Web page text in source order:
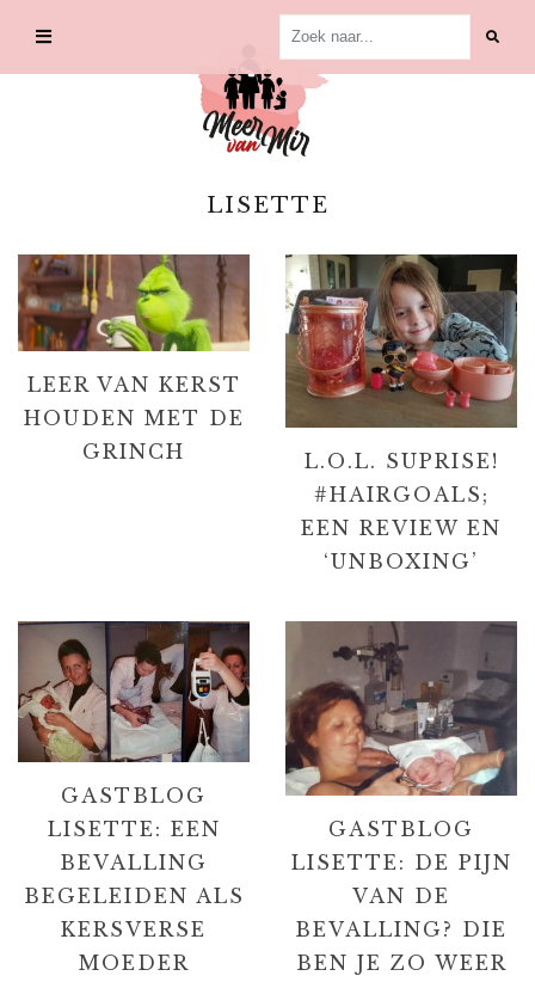
LISETTE
LEER VAN KERST
HOUDEN MET DE
GRINCH
L.O.L. SUPRISE!
#HAIRGOALS;
EEN REVIEW EN
‘UNBOXING’
GASTBLOG
LISETTE: EEN
BEVALLING
BEGELEIDEN ALS
KERSVERSE
MOEDER
GASTBLOG
LISETTE: DE PIJN
VAN DE
BEVALLING? DIE
BEN JE ZO WEER